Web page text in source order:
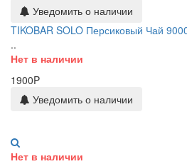
Уведомить о наличии
TIKOBAR SOLO Персиковый Чай
..
Нет в наличии
1900P
Уведомить о наличии
Нет в наличии